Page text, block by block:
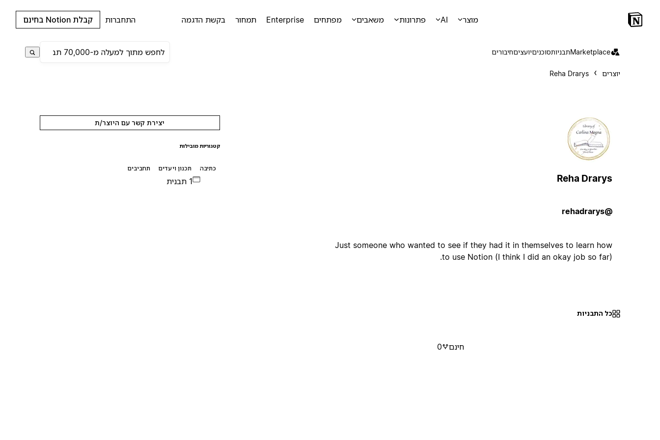
מוצר AI פתרונות משאבים מפתחים Enterprise תמחור בקשת הדגמה התחברות קבלת Notion בחינם
Marketplaceתבניותסוכניםיועציםחיבורים
יוצרים Reha Drarys
Reha Drarys
@rehadrarys
Just someone who wanted to see if they had it in themselves to learn how
to use Notion (I think I did an okay job so far).
יצירת קשר עם היוצר/ת
קטגוריות מובילות
כתיבה תכנון ויעדים תחביבים
1 תבנית
כל התבניות
חינם 0